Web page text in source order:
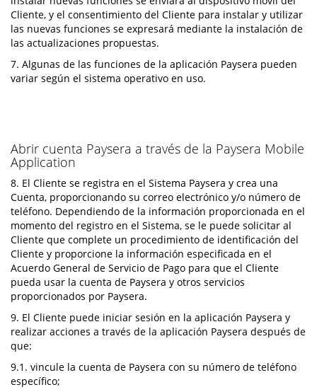
Cliente, y el consentimiento del Cliente para instalar y utilizar
las nuevas funciones se expresará mediante la instalación de
las actualizaciones propuestas.
7. Algunas de las funciones de la aplicación Paysera pueden
variar según el sistema operativo en uso.
Abrir cuenta Paysera a través de la Paysera Mobile
Application
8. El Cliente se registra en el Sistema Paysera y crea una
Cuenta, proporcionando su correo electrónico y/o número de
teléfono. Dependiendo de la información proporcionada en el
momento del registro en el Sistema, se le puede solicitar al
Cliente que complete un procedimiento de identificación del
Cliente y proporcione la información especificada en el
Acuerdo General de Servicio de Pago para que el Cliente
pueda usar la cuenta de Paysera y otros servicios
proporcionados por Paysera.
9. El Cliente puede iniciar sesión en la aplicación Paysera y
realizar acciones a través de la aplicación Paysera después de
que:
9.1. vincule la cuenta de Paysera con su número de teléfono
específico;